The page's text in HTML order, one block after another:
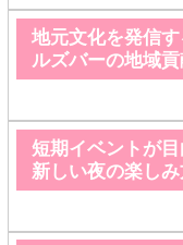
地元文化を発信
ルズバーの地域貢
短期イベントが
新しい夜の楽しみ